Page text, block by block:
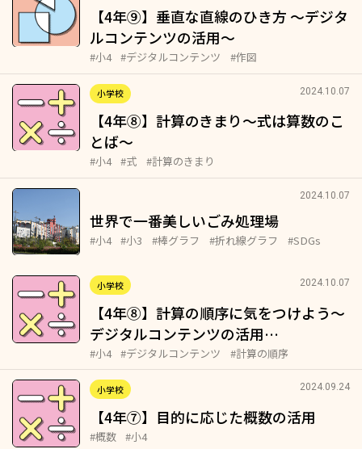
【4年⑨】垂直な直線のひき方 ～デジタ
ルコンテンツの活用～
#小4 #デジタルコンテンツ #作図
小学校 2024.10.07
【4年⑧】計算のきまり～式は算数のこ
とば～
#小4 #式 #計算のきまり
2024.10.07
世界で一番美しいごみ処理場
#小4 #小3 #棒グラフ #折れ線グラフ #SDGs
小学校 2024.10.07
【4年⑧】計算の順序に気をつけよう～
デジタルコンテンツの活用…
#小4 #デジタルコンテンツ #計算の順序
小学校 2024.09.24
【4年⑦】目的に応じた概数の活用
#概数 #小4